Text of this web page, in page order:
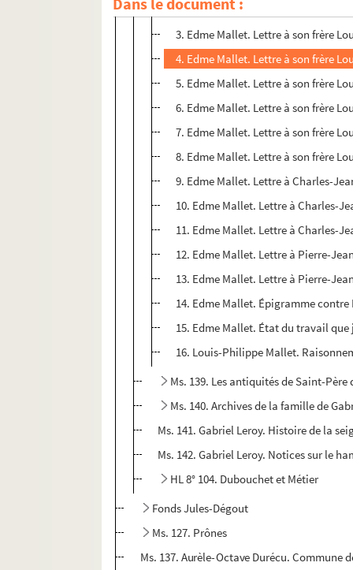
2. Edme Mallet. Lettre à son frère
3. Edme Mallet. Lettre à son frère
4. Edme Mallet. Lettre à son frère
5. Edme Mallet. Lettre à son frère
6. Edme Mallet. Lettre à son frère
7. Edme Mallet. Lettre à son frère
8. Edme Mallet. Lettre à son frère
9. Edme Mallet. Lettre à Charles-
10. Edme Mallet. Lettre à Charles-
11. Edme Mallet. Lettre à Charles-
12. Edme Mallet. Lettre à Pierre-
13. Edme Mallet. Lettre à Pierre-
14. Edme Mallet. Épigramme
15. Edme Mallet. État du travail
16. Louis-Philippe Mallet.
Ms. 139. Les antiquités de Saint-
Ms. 140. Archives de la famille de
Ms. 141. Gabriel Leroy. Histoire de la
Ms. 142. Gabriel Leroy. Notices sur le
HL 8° 104. Dubouchet et Métier
Fonds Jules-Dégout
Ms. 127. Prônes
Ms. 137. Aurèle-Octave Durécu.